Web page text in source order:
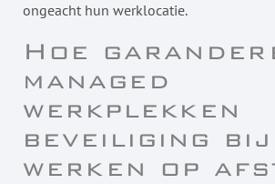
ongeacht hun werklocatie.
Hoe
managed
werkplekken
beveiliging bij
werken op